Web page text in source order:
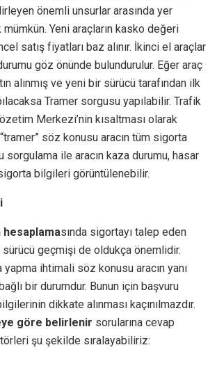
önemli unsurlar arasında yer
mümkün. Yeni araçların kasko değeri
satış fiyatları baz alınır. İkinci el araçlar
göz önünde bulundurulur. Eğer araç
alınmış ve yeni bir sürücü tarafından ilk
Tramer sorgusu yapılabilir. Trafik
Merkezi’nin kısaltması olarak
“tramer” söz konusu aracın tüm sigorta
sorgulama ile aracın kaza durumu, hasar
bilgileri görüntülenebilir.
sında sigortayı talep eden
geçmişi de oldukça önemlidir.
yapma ihtimali söz konusu aracın yanı
bir durumdur. Bunun için başvuru
dikkate alınması kaçınılmazdır.
göre belirlenir sorularına cevap
şu şekilde sıralayabiliriz: